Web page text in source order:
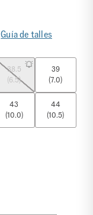
Guía de talles
38.5
(6.5)
39
(7.0)
43
(10.0)
44
(10.5)